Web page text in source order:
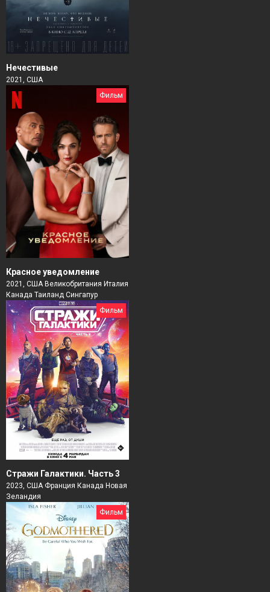
Нечестивые
2021, США
Фильм
Красное уведомление
2021, США Великобритания Италия
Канада Таиланд Сингапур
Фильм
Стражи Галактики. Часть 3
2023, США Франция Канада Новая
Зеландия
Фильм